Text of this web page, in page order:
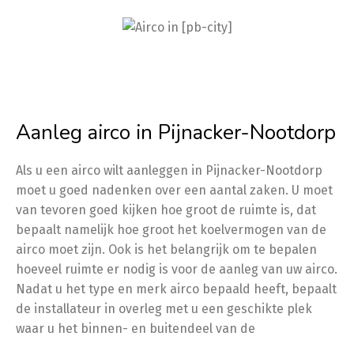
Aanleg airco in Pijnacker-Nootdorp
Als u een airco wilt aanleggen in Pijnacker-Nootdorp
moet u goed nadenken over een aantal zaken. U moet
van tevoren goed kijken hoe groot de ruimte is, dat
bepaalt namelijk hoe groot het koelvermogen van de
airco moet zijn. Ook is het belangrijk om te bepalen
hoeveel ruimte er nodig is voor de aanleg van uw airco.
Nadat u het type en merk airco bepaald heeft, bepaalt
de installateur in overleg met u een geschikte plek
waar u het binnen- en buitendeel van de